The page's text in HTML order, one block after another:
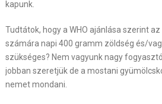
kapunk.
Tudtátok, hogy a WHO ajánlása szerint
számára napi 400 gramm zöldség és/
szükséges? Nem vagyunk nagy
jobban szeretjük de a mostani
nemet mondani.